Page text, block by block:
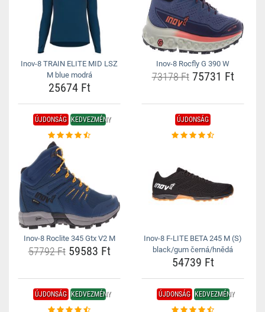
Inov-8 TRAIN ELITE MID LSZ
M blue modrá
25674 Ft
Inov-8 Rocfly G 390 W
73178 Ft75731 Ft
ÚJDONSÁG KEDVEZMÉNY
Inov-8 Roclite 345 Gtx V2 M
57792 Ft59583 Ft
ÚJDONSÁG
Inov-8 F-LITE BETA 245 M (S)
black/gum černá/hnědá
54739 Ft
ÚJDONSÁG KEDVEZMÉNY ÚJDONSÁG KEDVEZMÉNY